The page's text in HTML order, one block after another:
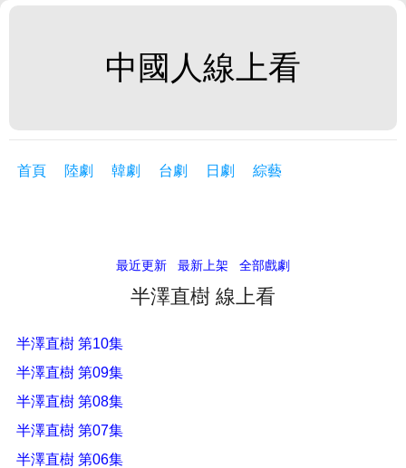
中國人線上看
首頁 陸劇 韓劇 台劇 日劇 綜藝
最近更新 最新上架 全部戲劇
半澤直樹 線上看
半澤直樹 第10集
半澤直樹 第09集
半澤直樹 第08集
半澤直樹 第07集
半澤直樹 第06集